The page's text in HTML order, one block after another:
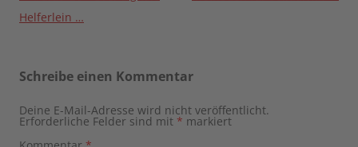
Helferlein …
Schreibe einen Kommentar
Deine E-Mail-Adresse wird nicht veröffentlicht.
Erforderliche Felder sind mit * markiert